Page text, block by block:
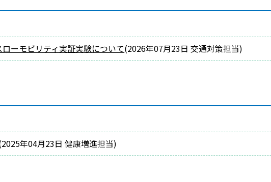
ーモビリティ実証実験について(2026年07月23日 交通対策担当)
2025年04月23日 健康増進担当)